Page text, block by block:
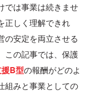
では事業は続きませ
正しく理解できれ
の安定を両立させる
この記事では、保護
B型の報酬がどのよ
組みと事業としての